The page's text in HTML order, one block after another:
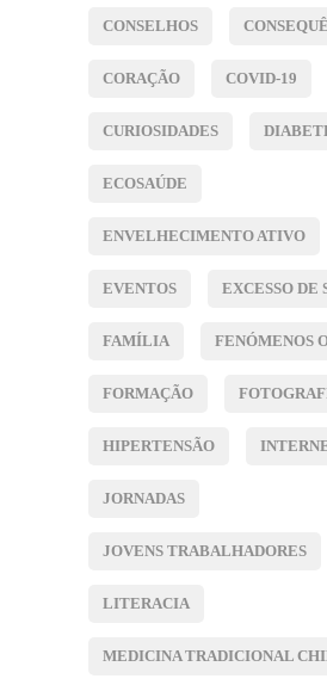
CONSELHOS
CORAÇÃO COVID-19
CURIOSIDADES
ECOSAÚDE
ENVELHECIMENTO ATIVO
EVENTOS EXCESSO DE
FAMÍLIA FENÓMENOS
FORMAÇÃO
HIPERTENSÃO
JORNADAS
JOVENS TRABALHADORES
LITERACIA
MEDICINA TRADICIONAL